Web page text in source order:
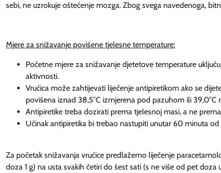
sebi, ne uzrokuje oštećenje mozga. Zbog svega navedenoga,
Mjere za snižavanje povišene tjelesne temperature:
Početne mjere za snižavanje djetetove temperature
aktivnosti.
Vrućica može zahtijevati liječenje antipiretikom ako se
povišena iznad 38,5°C izmjerena pod pazuhom ili
Antipiretike treba dozirati prema tjelesnoj masi, a ne
Učinak antipiretika bi trebao nastupiti unutar 60
Za početak snižavanja vrućice predlažemo liječenje
doza 1 g) na usta svakih četiri do šest sati (s ne više od pet